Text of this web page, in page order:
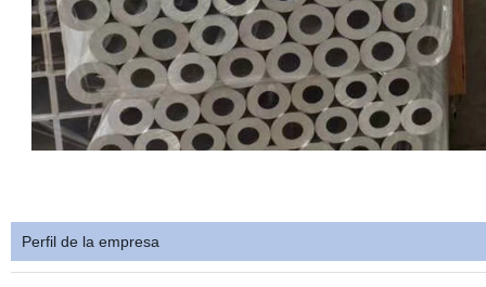
Perfil de la empresa